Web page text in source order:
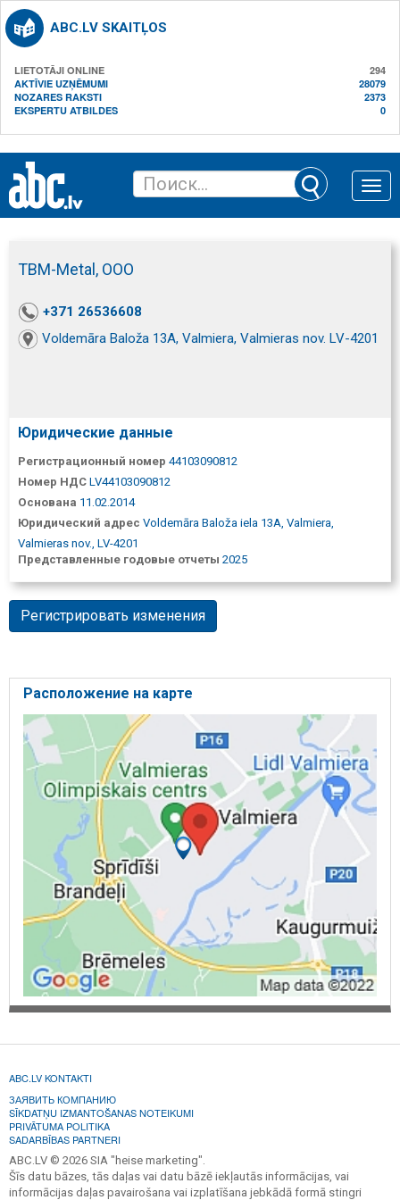
ABC.LV SKAITĻOS
LIETOTĀJI ONLINE
294
AKTĪVIE UZŅĒMUMI
28079
NOZARES RAKSTI
2373
EKSPERTU ATBILDES
0
Toggle
TBM-Metal, ООО
+371 26536608
Voldemāra Baloža 13A, Valmiera, Valmieras nov. LV-4201
Юридические данные
Регистрационный номер 44103090812
Номер НДС LV44103090812
Основана 11.02.2014
Юридический адрес Voldemāra Baloža iela 13A, Valmiera,
Valmieras nov., LV-4201
Представленные годовые отчеты 2025
Регистрировать изменения
Расположение на карте
ABC.LV KONTAKTI
ЗАЯВИТЬ КОМПАНИЮ
SĪKDATŅU IZMANTOŠANAS NOTEIKUMI
PRIVĀTUMA POLITIKA
SADARBĪBAS PARTNERI
ABC.LV © 2026 SIA "heise marketing".
Šīs datu bāzes, tās daļas vai datu bāzē iekļautās informācijas, vai
informācijas daļas pavairošana vai izplatīšana jebkādā formā stingri